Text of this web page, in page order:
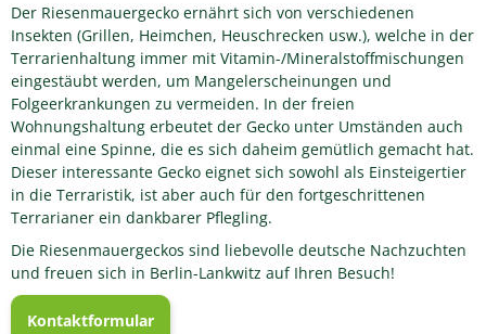
Der Riesenmauergecko ernährt sich von verschiedenen
Insekten (Grillen, Heimchen, Heuschrecken usw.), welche in der
Terrarienhaltung immer mit Vitamin-/Mineralstoffmischungen
eingestäubt werden, um Mangelerscheinungen und
Folgeerkrankungen zu vermeiden. In der freien
Wohnungshaltung erbeutet der Gecko unter Umständen auch
einmal eine Spinne, die es sich daheim gemütlich gemacht hat.
Dieser interessante Gecko eignet sich sowohl als Einsteigertier
in die Terraristik, ist aber auch für den fortgeschrittenen
Terrarianer ein dankbarer Pflegling.
Die Riesenmauergeckos sind liebevolle deutsche Nachzuchten
und freuen sich in Berlin-Lankwitz auf Ihren Besuch!
Kontaktformular